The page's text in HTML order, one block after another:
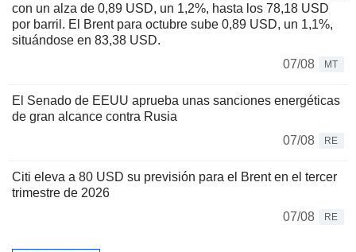
con un alza de 0,89 USD, un 1,2%, hasta los 78,18 USD
por barril. El Brent para octubre sube 0,89 USD, un 1,1%,
situándose en 83,38 USD.
07/08
MT
El Senado de EEUU aprueba unas sanciones energéticas
de gran alcance contra Rusia
07/08
RE
Citi eleva a 80 USD su previsión para el Brent en el tercer
trimestre de 2026
07/08
RE